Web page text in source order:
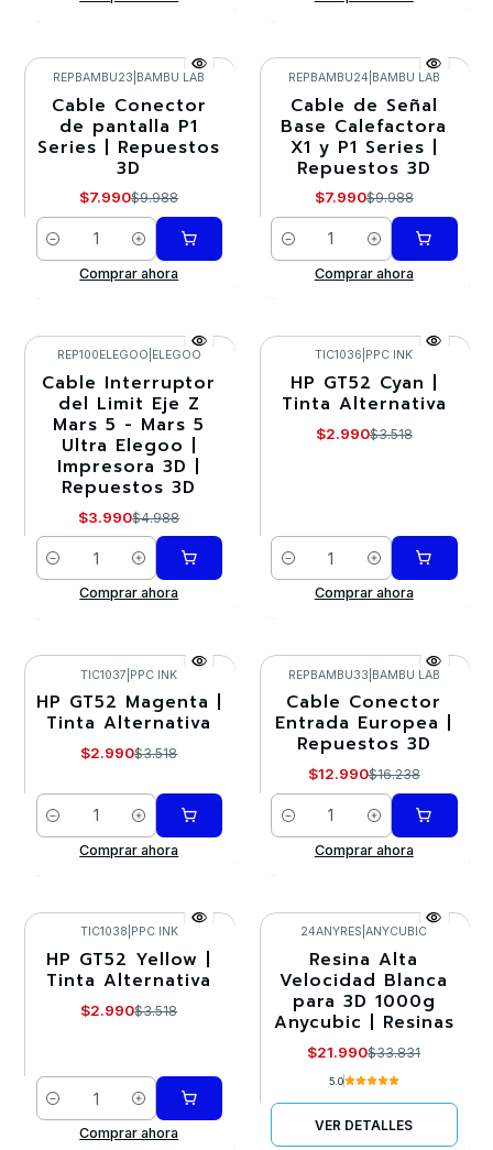
-20%
REPBAMBU23 BAMBU LAB
Cable Conector
de pantalla P1
Series | Repuestos
3D
$7.990$9.988
Cantidad
Comprar ahora
-20%
REPBAMBU24 BAMBU LAB
Cable de Señal
Base Calefactora
X1 y P1 Series |
Repuestos 3D
$7.990$9.988
Cantidad
Comprar ahora
-20%
REP100ELEGOO ELEGOO
Cable Interruptor
del Limit Eje Z
Mars 5 - Mars 5
Ultra Elegoo |
Impresora 3D |
Repuestos 3D
$3.990$4.988
Cantidad
Comprar ahora
-15%
TIC1036 PPC INK
HP GT52 Cyan |
Tinta Alternativa
$2.990$3.518
Cantidad
Comprar ahora
-15%
TIC1037 PPC INK
HP GT52 Magenta |
Tinta Alternativa
$2.990$3.518
Cantidad
Comprar ahora
-20%
REPBAMBU33 BAMBU LAB
Cable Conector
Entrada Europea |
Repuestos 3D
$12.990$16.238
Cantidad
Comprar ahora
-15%
TIC1038 PPC INK
HP GT52 Yellow |
Tinta Alternativa
$2.990$3.518
Cantidad
Comprar ahora
-35%
Agotado
24ANYRES |ANYCUBIC
Resina Alta
Velocidad Blanca
para 3D 1000g
Anycubic | Resinas
$21.990$33.831
5.0
VER DETALLES